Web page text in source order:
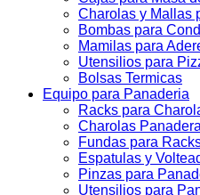
Charolas y Mallas
Bombas para
Mamilas para
Utensilios para
Bolsas Termicas
Equipo para Panaderia
Racks para
Charolas
Fundas para
Espatulas y
Pinzas para
Utensilios para